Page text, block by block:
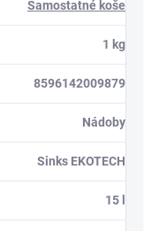
Samostatné koše
1 kg
8596142009879
Nádoby
Sinks EKOTECH
15 l